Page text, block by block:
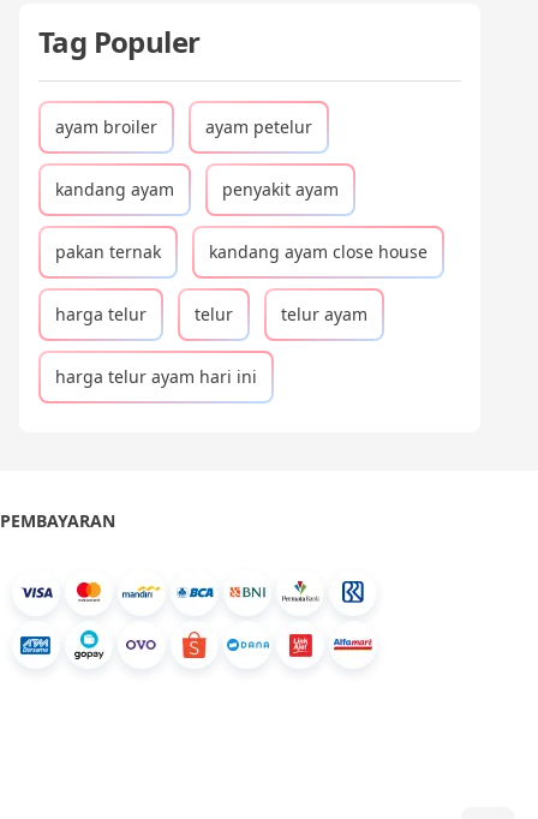
Tag Populer
ayam broiler ayam petelur
kandang ayam penyakit ayam
pakan ternak kandang ayam close house
harga telur telur telur ayam
harga telur ayam hari ini
PEMBAYARAN